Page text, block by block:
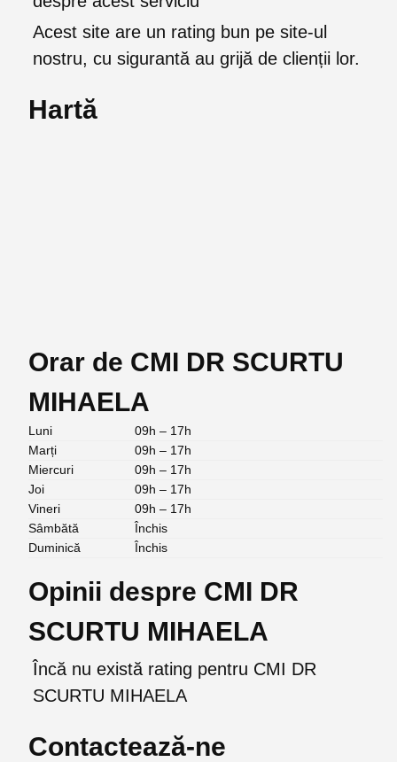
Acest site are un rating bun pe site-ul
nostru, cu sigurantă au grijă de clienții lor.
Hartă
Orar de CMI DR SCURTU
MIHAELA
Luni
09h – 17h
Marți
09h – 17h
Miercuri
09h – 17h
Joi
09h – 17h
Vineri
09h – 17h
Sâmbătă
Închis
Duminică
Închis
Opinii despre CMI DR
SCURTU MIHAELA
Încă nu există rating pentru CMI DR
SCURTU MIHAELA
Contactează-ne